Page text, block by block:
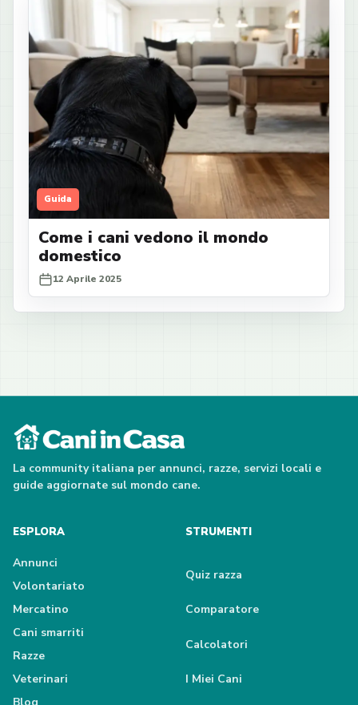
Guida
Come i cani vedono il mondo
domestico
12 Aprile 2025
La community italiana per annunci, razze, servizi locali e
guide aggiornate sul mondo cane.
ESPLORA
Annunci
Volontariato
Mercatino
Cani smarriti
Razze
Veterinari
STRUMENTI
Quiz razza
Comparatore
Calcolatori
I Miei Cani